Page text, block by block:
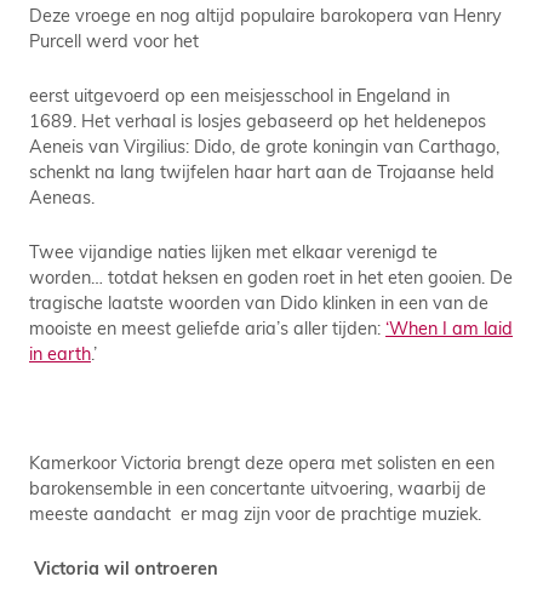
Deze vroege en nog altijd populaire barokopera van Henry
Purcell werd voor het
eerst uitgevoerd op een meisjesschool in Engeland in
1689. Het verhaal is losjes gebaseerd op het heldenepos
Aeneis van Virgilius: Dido, de grote koningin van Carthago,
schenkt na lang twijfelen haar hart aan de Trojaanse held
Aeneas.
Twee vijandige naties lijken met elkaar verenigd te
worden… totdat heksen en goden roet in het eten gooien. De
tragische laatste woorden van Dido klinken in een van de
mooiste en meest geliefde aria’s aller tijden: ‘When I am laid
in earth.’
Kamerkoor Victoria brengt deze opera met solisten en een
barokensemble in een concertante uitvoering, waarbij de
meeste aandacht er mag zijn voor de prachtige muziek.
Victoria wil ontroeren